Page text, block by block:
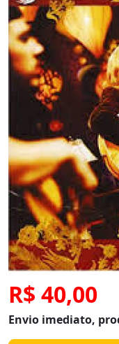
R$ 40,00
Envio imediato,